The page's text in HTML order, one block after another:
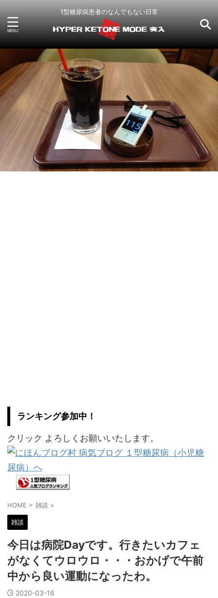
1型糖尿病患者のなんでもない日常
ランキング参加中！
クリック よろしくお願いいたします。
HOME > 雑談 >
雑談
今日は病院Dayです。行きたいカフェ
がなくてウロウロ・・・おかげで午前
中から良い運動になったわ。
2020-03-16